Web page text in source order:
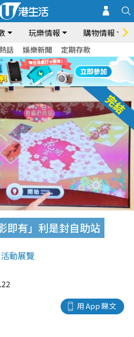
玩樂情報 購物情報
話 娛樂新聞 定期存款
即有」利是封自助站
活動展覽
用 App 睇文